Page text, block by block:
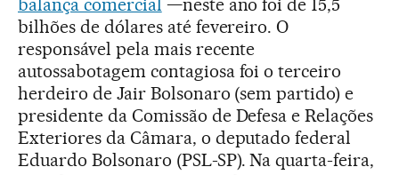
balança comercial —neste ano foi de 15,5
bilhões de dólares até fevereiro. O
responsável pela mais recente
autossabotagem contagiosa foi o terceiro
herdeiro de Jair Bolsonaro (sem partido) e
presidente da Comissão de Defesa e Relações
Exteriores da Câmara, o deputado federal
Eduardo Bolsonaro (PSL-SP). Na quarta-feira,